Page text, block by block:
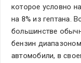
которое условно
на 8% из гептана.
большинстве
бензин
автомобили, в